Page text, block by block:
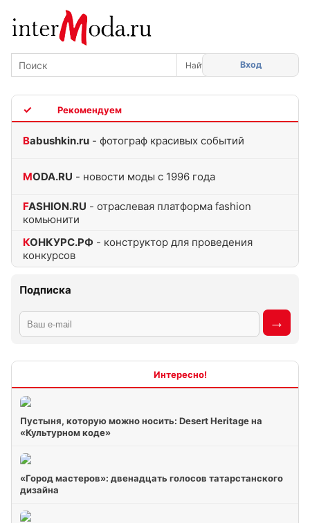
Вход
Babushkin.ru - фотограф красивых событий
MODA.RU - новости моды с 1996 года
FASHION.RU - отраслевая платформа fashion
комьюнити
КОНКУРС.РФ - конструктор для проведения
конкурсов
Подписка
Пустыня, которую можно носить: Desert Heritage на
«Культурном коде»
«Город мастеров»: двенадцать голосов татарстанского
дизайна